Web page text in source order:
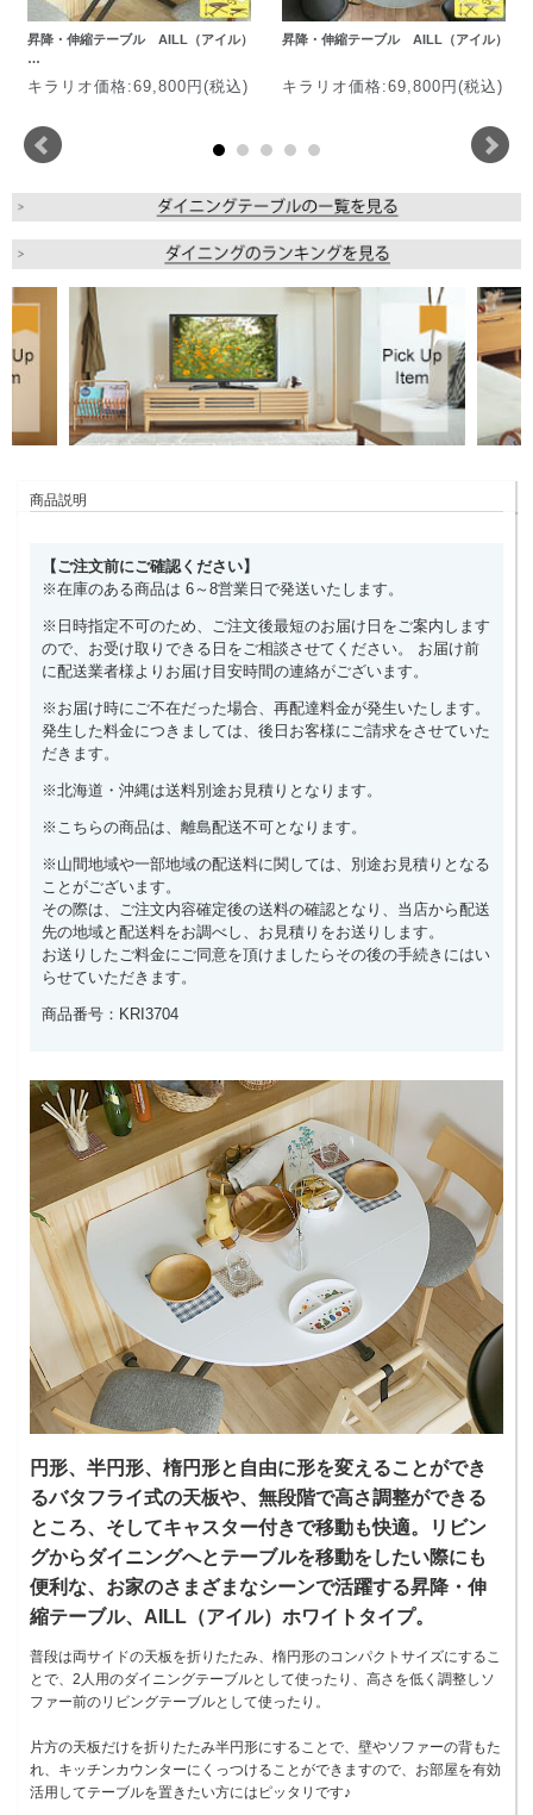
昇降・伸縮テーブル AILL（アイル）
…
キラリオ価格:69,800円(税込)
昇降・伸縮テーブル AILL（アイル）
キラリオ価格:69,800円(税込)
商品説明
【ご注文前にご確認ください】
※在庫のある商品は 6～8営業日で発送いたします。
※日時指定不可のため、ご注文後最短のお届け日をご案内します
ので、お受け取りできる日をご相談させてください。 お届け前
に配送業者様よりお届け目安時間の連絡がございます。
※お届け時にご不在だった場合、再配達料金が発生いたします。
発生した料金につきましては、後日お客様にご請求をさせていた
だきます。
※北海道・沖縄は送料別途お見積りとなります。
※こちらの商品は、離島配送不可となります。
※山間地域や一部地域の配送料に関しては、別途お見積りとなる
ことがございます。
その際は、ご注文内容確定後の送料の確認となり、当店から配送
先の地域と配送料をお調べし、お見積りをお送りします。
お送りしたご料金にご同意を頂けましたらその後の手続きにはい
らせていただきます。
商品番号：KRI3704
円形、半円形、楕円形と自由に形を変えることができ
るバタフライ式の天板や、無段階で高さ調整ができる
ところ、そしてキャスター付きで移動も快適。リビン
グからダイニングへとテーブルを移動をしたい際にも
便利な、お家のさまざまなシーンで活躍する昇降・伸
縮テーブル、AILL（アイル）ホワイトタイプ。
普段は両サイドの天板を折りたたみ、楕円形のコンパクトサイズにするこ
とで、2人用のダイニングテーブルとして使ったり、高さを低く調整しソ
ファー前のリビングテーブルとして使ったり。
片方の天板だけを折りたたみ半円形にすることで、壁やソファーの背もた
れ、キッチンカウンターにくっつけることができますので、お部屋を有効
活用してテーブルを置きたい方にはピッタリです♪